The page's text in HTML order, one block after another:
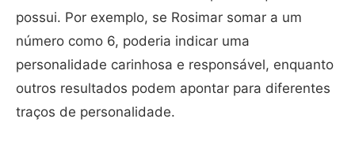
possui. Por exemplo, se Rosimar somar a um
número como 6, poderia indicar uma
personalidade carinhosa e responsável, enquanto
outros resultados podem apontar para diferentes
traços de personalidade.